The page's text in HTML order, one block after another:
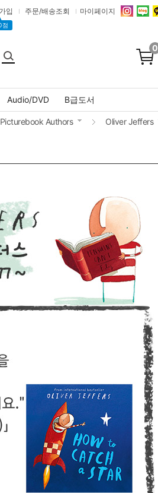
입 주문/배송조회 마이페이지
0
Audio/DVD B급도서
Authors Oliver Jeffers